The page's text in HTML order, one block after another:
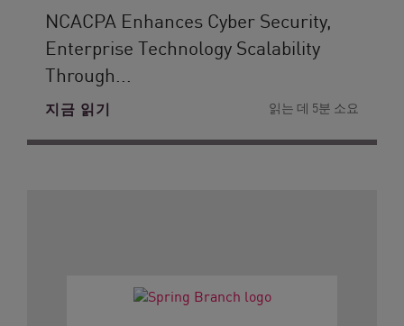
NCACPA Enhances Cyber Security,
Enterprise Technology Scalability
Through...
지금 읽기 읽는 데 5분 소요